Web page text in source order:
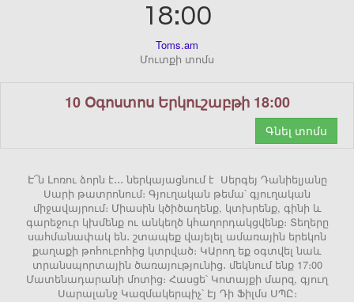
18:00
Toms.am
Մուտքի տոմս
10 Օգոստոս Երկուշաբթի 18:00
Գնել տոմս
Է՜ն Լոռու ձորն է․․․ ներկայացնում է Սերգեյ Դանիելյանը
Սարի թատրոնում։ Գյուղական թեմա՝ գյուղական
միջավայրում։ Միասին կծիծաղենք, կտխրենք, գինի և
գարեջուր կխմենք ու անկեղծ կհաղորդակցվենք։ Տեղերը
սահմանափակ են․ շտապեք վայելել ամառային երեկոն
քաղաքի թոհուբոհից կտրված։ ԿԱրող եք օգտվել նաև
տրանսպորտային ծառայությունից․ մեկնում ենք 17։00
Մատենադարանի մոտից։ Հասցե՝ Կոտայքի մարզ, գյուղ
Սարալանջ Կազմակերպիչ՝ Էյ Դի Ֆիլմս ՍՊԸ։